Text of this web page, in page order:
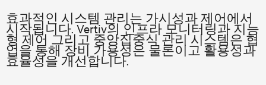
효과적인 시스템 관리는 가시성과 제어에서
시작됩니다. Vertiv의 인프라 모니터링과 지능
형 제어 그리고 중앙집중식 관리 시스템은 협
업을 통해 장비 가용성은 물론이고 활용성과
효율성을 개선합니다.